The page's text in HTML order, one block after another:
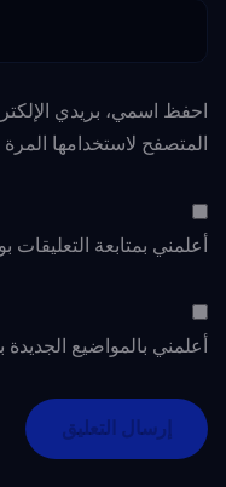
احفظ اسمي، بريدي
المتصفح لاستخدامها
أعلمني بمتابعة التعليقات
أعلمني بالمواضيع الجديدة